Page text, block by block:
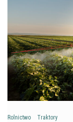
Rolnictwo Traktory